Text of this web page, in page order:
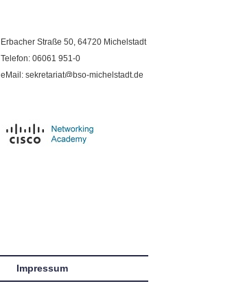
Erbacher Straße 50, 64720 Michelstadt
Telefon: 06061 951-0
eMail: sekretariat@bso-michelstadt.de
Impressum